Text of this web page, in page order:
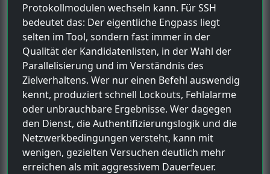
Protokollmodulen wechseln kann. Für SSH
bedeutet das: Der eigentliche Engpass liegt
selten im Tool, sondern fast immer in der
Qualität der Kandidatenlisten, in der Wahl der
Parallelisierung und im Verständnis des
Zielverhaltens. Wer nur einen Befehl auswendig
kennt, produziert schnell Lockouts, Fehlalarme
oder unbrauchbare Ergebnisse. Wer dagegen
den Dienst, die Authentifizierungslogik und die
Netzwerkbedingungen versteht, kann mit
wenigen, gezielten Versuchen deutlich mehr
erreichen als mit aggressivem Dauerfeuer.